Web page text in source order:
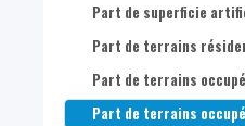
Part de superficie
Part de superficie
Part de superficie
Part de superficie
Part de superficie
Part de terrains
Part de terrains
Part de terrains